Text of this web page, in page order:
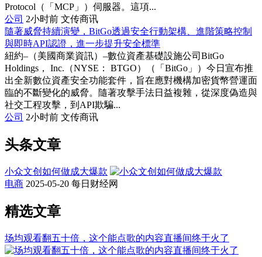
Protocol（「MCP」）伺服器。這項...
公司 2小时前 文传商讯
隨著威脅持續演變，BitGo透過安全行動架構、進階策略控制
與即時API認證，進一步提升安全標準
紐約–（美國商業資訊）–數位資產基礎設施公司BitGo
Holdings， Inc.（NYSE： BTGO）（「BitGo」）今日宣布推
出全新數位資產安全功能套件，旨在應對機構加密貨幣營運面
臨的不斷變化的威脅。隨著攻擊手法日益複雜，從深度偽造與
社交工程攻擊，到API欺騙...
公司 2小时前 文传商讯
头条文章
小众文创如何做成大爆款
电商 2025-05-20 每日财经网
精选文章
场均观看翻五十倍，这个能点歌的内容直播间终于火了